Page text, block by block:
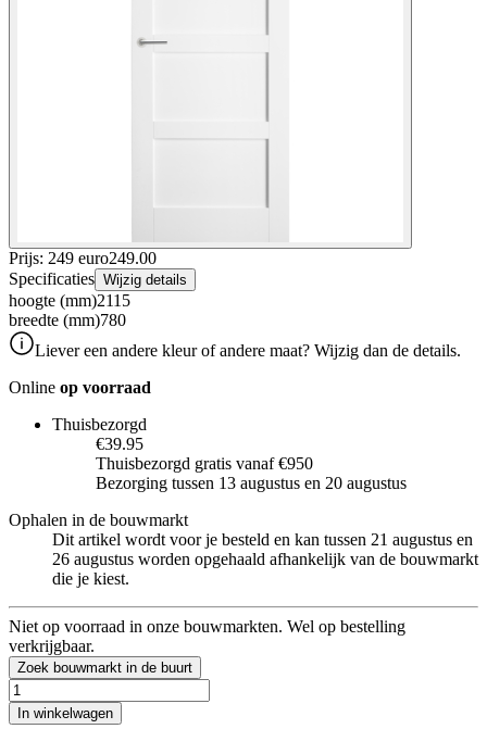
Prijs: 249 euro249.00
Specificaties Wijzig details
hoogte (mm)2115
breedte (mm)780
Liever een andere kleur of andere maat? Wijzig dan de details.
Online op voorraad
Thuisbezorgd
€39.95
Thuisbezorgd gratis vanaf €950
Bezorging tussen 13 augustus en 20 augustus
Ophalen in de bouwmarkt
Dit artikel wordt voor je besteld en kan tussen 21 augustus en
26 augustus worden opgehaald afhankelijk van de bouwmarkt
die je kiest.
Niet op voorraad in onze bouwmarkten. Wel op bestelling
verkrijgbaar.
Zoek bouwmarkt in de buurt
In winkelwagen